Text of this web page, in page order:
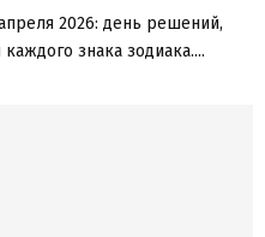
2026: день решений,
знака зодиака....